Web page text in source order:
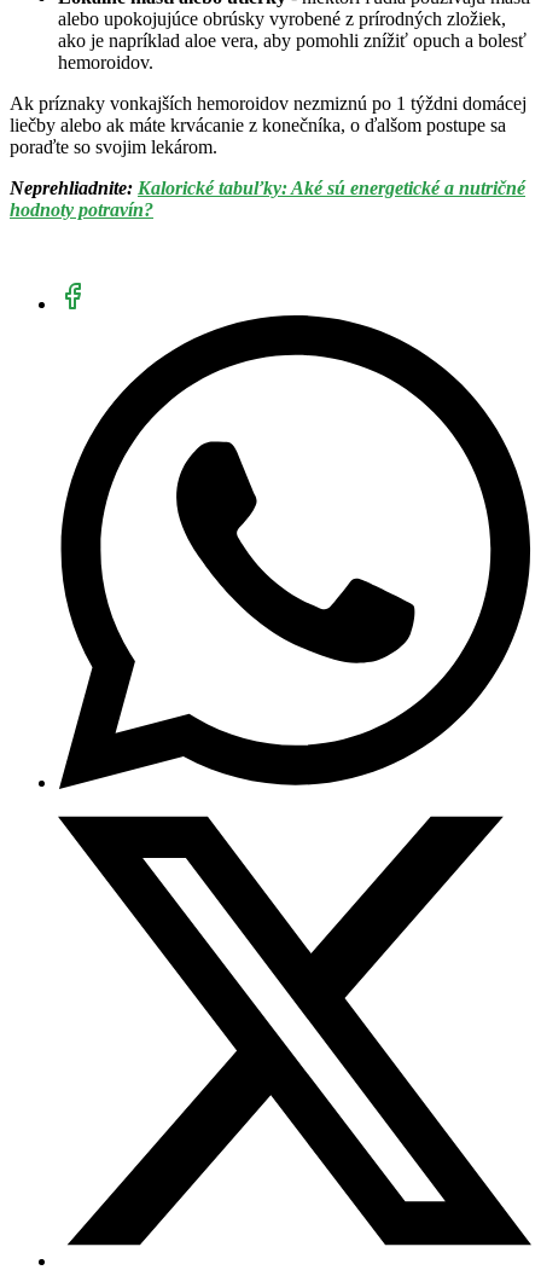
alebo upokojujúce obrúsky vyrobené z prírodných zložiek,
ako je napríklad aloe vera, aby pomohli znížiť opuch a bolesť
hemoroidov.
Ak príznaky vonkajších hemoroidov nezmiznú po 1 týždni domácej
liečby alebo ak máte krvácanie z konečníka, o ďalšom postupe sa
poraďte so svojim lekárom.
Neprehliadnite: Kalorické tabuľky: Aké sú energetické a nutričné
hodnoty potravín?